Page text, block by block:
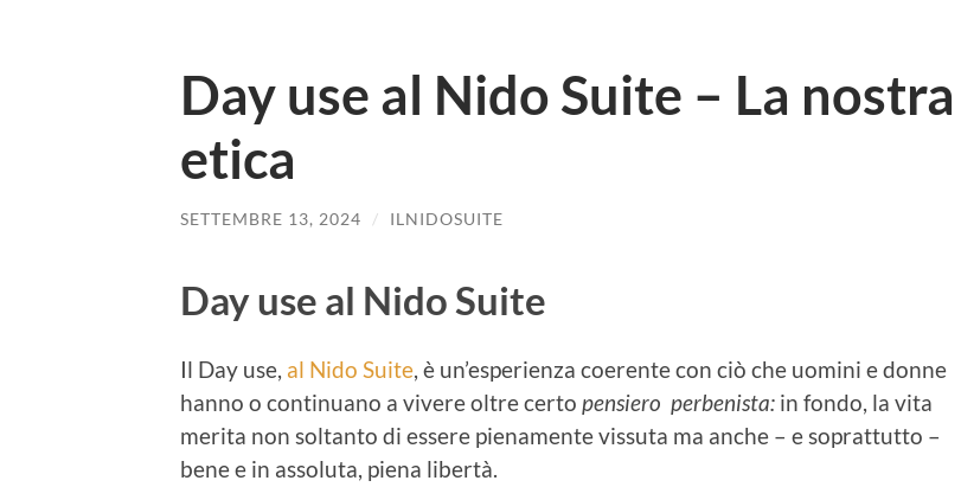
Day use al Nido Suite – La nostra
etica
SETTEMBRE 13, 2024 / ILNIDOSUITE
Day use al Nido Suite
Il Day use, al Nido Suite , è un’esperienza coerente con ciò che uomini e donne
hanno o continuano a vivere oltre certo pensiero perbenista: in fondo, la vita
merita non soltanto di essere pienamente vissuta ma anche – e soprattutto –
bene e in assoluta, piena libertà.